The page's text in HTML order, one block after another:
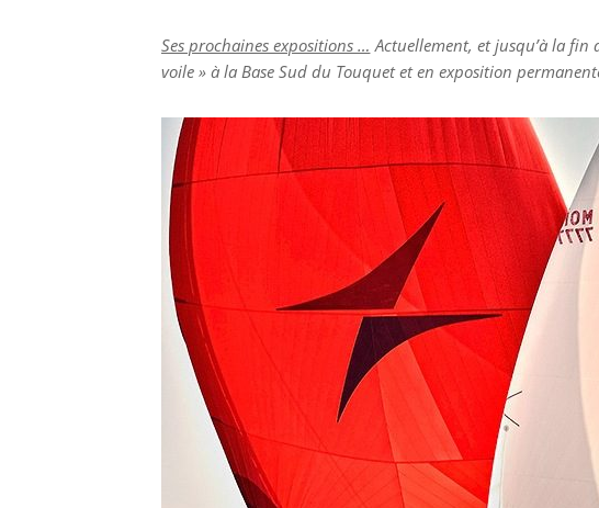
Ses prochaines expositions … Actuellement, et jusqu’à la fin
voile » à la Base Sud du Touquet et en exposition